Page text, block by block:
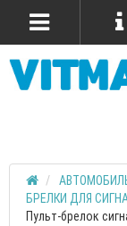
БРЕЛКИ ДЛЯ
Пульт-брелок